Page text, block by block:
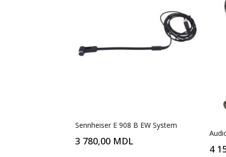
Sennheiser E 908 B EW System
3 780,00 MDL
4